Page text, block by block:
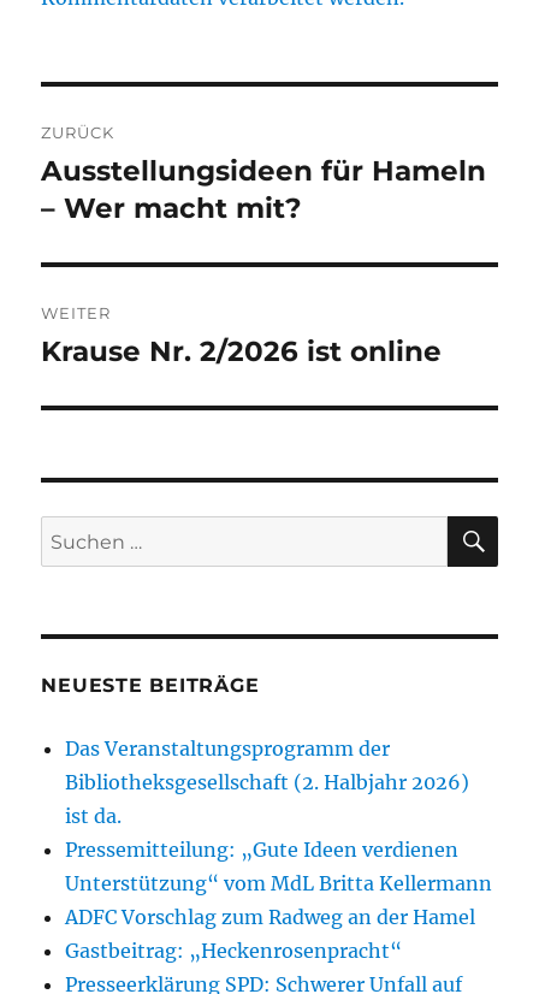
ZURÜCK
Vorheriger
Beitrag:
Ausstellungsideen für Hameln
– Wer macht mit?
WEITER
Nächster
Krause Nr. 2/2026 ist online
Suchen
nach:
NEUESTE BEITRÄGE
Das Veranstaltungsprogramm der
Bibliotheksgesellschaft (2. Halbjahr 2026)
ist da.
Pressemitteilung: „Gute Ideen verdienen
Unterstützung“ vom MdL Britta Kellermann
ADFC Vorschlag zum Radweg an der Hamel
Gastbeitrag: „Heckenrosenpracht“
Presseerklärung SPD: Schwerer Unfall auf